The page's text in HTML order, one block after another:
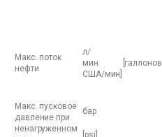
Макс. поток
нефти
л/
мин [галлонов
США/мин]
Макс. пусковое
давление при
ненагруженном
бар
[psi]